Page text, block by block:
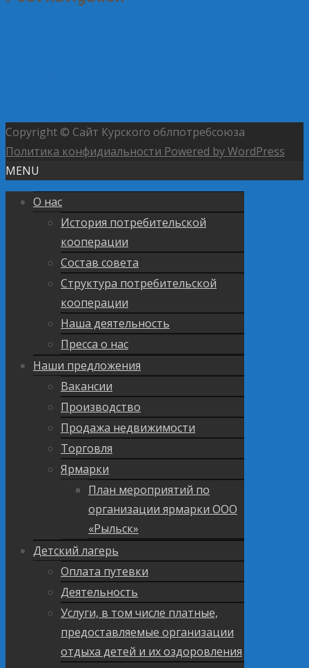
Copyright © Сайт Курского облпотребсоюза
Политика конфидиальности Powered by WordPress
MENU
О нас
История потребительской
кооперации
Состав совета
Структура потребительской
кооперации
Наша деятельность
Пресса о нас
Наши предложения
Вакансии
Производство
Продажа недвижимости
Торговля
Ярмарки
План мероприятий по
организации ярмарки ООО
«Рыльск»
Детский лагерь
Оплата путевки
Деятельность
Услуги, в том числе платные,
предоставляемые организации
отдыха детей и их оздоровления